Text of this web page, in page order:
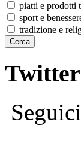
piatti e prodotti
sport e
tradizione e
Twitter